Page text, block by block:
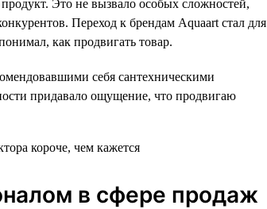
Это не вызвало особых сложностей,
Переход к брендам Aquaart стал для
как продвигать товар.
себя сантехническими
придавало ощущение, что продвигаю
в сфере продаж